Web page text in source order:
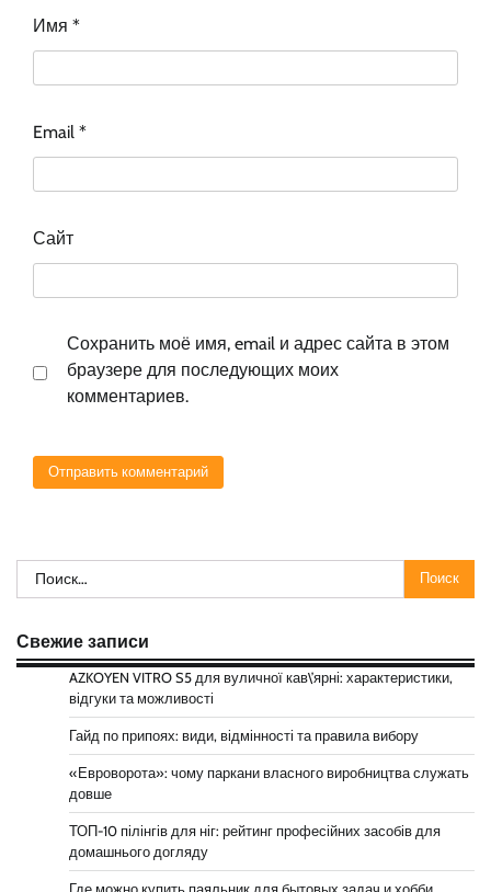
Имя *
Email *
Сайт
Сохранить моё имя, email и адрес сайта в этом
браузере для последующих моих
комментариев.
Найти:
Свежие записи
AZKOYEN VITRO S5 для вуличної кав\’ярні: характеристики,
відгуки та можливості
Гайд по припоях: види, відмінності та правила вибору
«Евроворота»: чому паркани власного виробництва служать
довше
ТОП-10 пілінгів для ніг: рейтинг професійних засобів для
домашнього догляду